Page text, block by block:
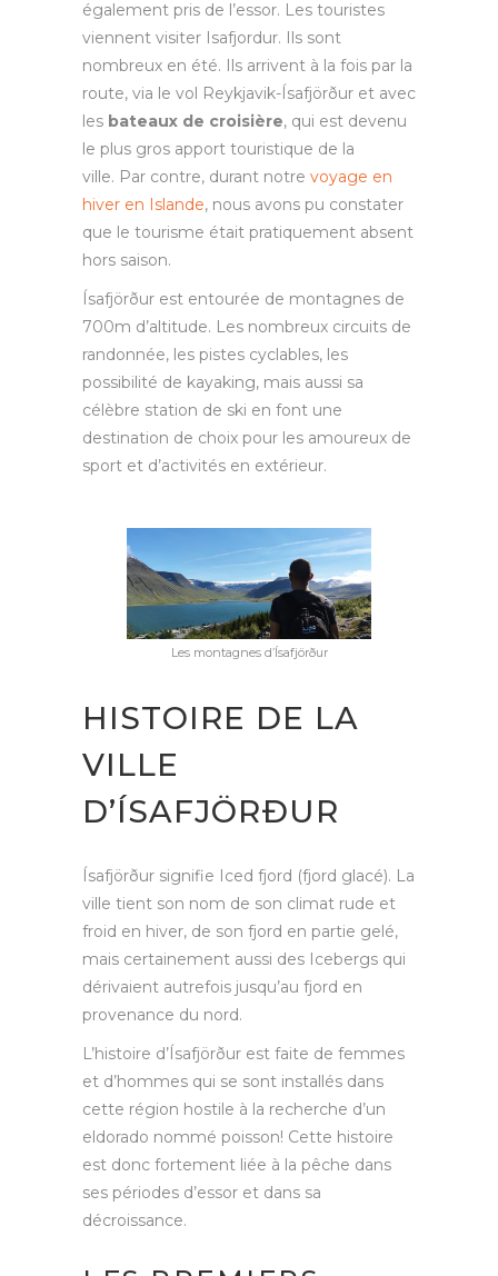
également pris de l’essor. Les touristes
viennent visiter Isafjordur. Ils sont
nombreux en été. Ils arrivent à la fois par la
route, via le vol Reykjavik-Ísafjörður et avec
les bateaux de croisière, qui est devenu
le plus gros apport touristique de la
ville. Par contre, durant notre voyage en
hiver en Islande, nous avons pu constater
que le tourisme était pratiquement absent
hors saison.
Ísafjörður est entourée de montagnes de
700m d’altitude. Les nombreux circuits de
randonnée, les pistes cyclables, les
possibilité de kayaking, mais aussi sa
célèbre station de ski en font une
destination de choix pour les amoureux de
sport et d’activités en extérieur.
Les montagnes d’Ísafjörður
HISTOIRE DE LA
VILLE
D’ÍSAFJÖRÐUR
Ísafjörður signifie Iced fjord (fjord glacé). La
ville tient son nom de son climat rude et
froid en hiver, de son fjord en partie gelé,
mais certainement aussi des Icebergs qui
dérivaient autrefois jusqu’au fjord en
provenance du nord.
L’histoire d’Ísafjörður est faite de femmes
et d’hommes qui se sont installés dans
cette région hostile à la recherche d’un
eldorado nommé poisson! Cette histoire
est donc fortement liée à la pêche dans
ses périodes d’essor et dans sa
décroissance.